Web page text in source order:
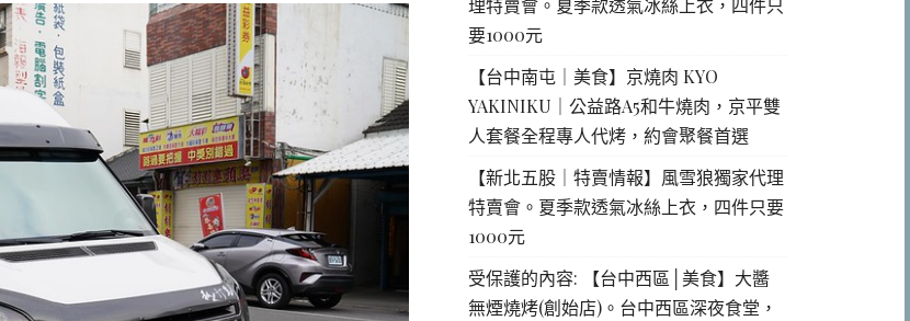
理特賣會。夏季款透氣冰絲上衣，四件只
要1000元
【台中南屯｜美食】京燒肉 KYO
YAKINIKU｜公益路A5和牛燒肉，京平雙
人套餐全程專人代烤，約會聚餐首選
【新北五股｜特賣情報】風雪狼獨家代理
特賣會。夏季款透氣冰絲上衣，四件只要
1000元
受保護的內容: 【台中西區│美食】大醬
無煙燒烤(創始店)。台中西區深夜食堂，